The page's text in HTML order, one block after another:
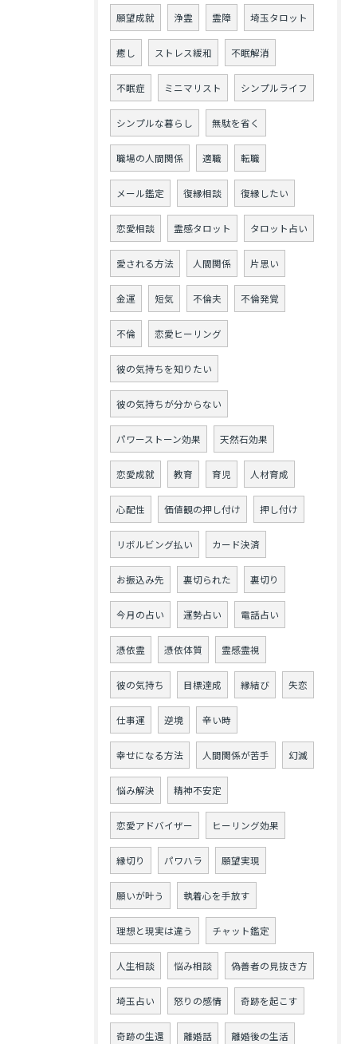
願望成就 浄霊 霊障 埼玉タロット
癒し ストレス緩和 不眠解消
不眠症 ミニマリスト シンプルライフ
シンプルな暮らし 無駄を省く
職場の人間関係 適職 転職
メール鑑定 復縁相談 復縁したい
恋愛相談 霊感タロット タロット占い
愛される方法 人間関係 片思い
金運 短気 不倫夫 不倫発覚
不倫 恋愛ヒーリング
彼の気持ちを知りたい
彼の気持ちが分からない
パワーストーン効果 天然石効果
恋愛成就 教育 育児 人材育成
心配性 価値観の押し付け 押し付け
リボルビング払い カード決済
お振込み先 裏切られた 裏切り
今月の占い 運勢占い 電話占い
憑依霊 憑依体質 霊感霊視
彼の気持ち 目標達成 縁結び 失恋
仕事運 逆境 辛い時
幸せになる方法 人間関係が苦手 幻滅
悩み解決 精神不安定
恋愛アドバイザー ヒーリング効果
縁切り パワハラ 願望実現
願いが叶う 執着心を手放す
理想と現実は違う チャット鑑定
人生相談 悩み相談 偽善者の見抜き方
埼玉占い 怒りの感情 奇跡を起こす
奇跡の生還 離婚話 離婚後の生活